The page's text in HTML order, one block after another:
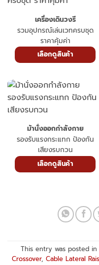
เครื่องเดินวงรี
รวมอุปกรณ์เล่นเวทครบชุด
ราคาคุ้มค่า
เลือกดูสินค้า
ม้านั่งออกกำลังกาย
รองรับแรงกระแทก ป้องกัน
เสียงรบกวน
เลือกดูสินค้า
This entry was posted in
Crossover, Cable Lateral